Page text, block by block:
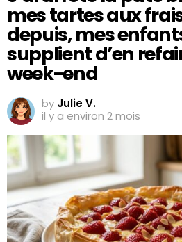
mes tartes aux
depuis, mes
supplient d’en
week-end
by Julie V.
il y a environ 2 mois